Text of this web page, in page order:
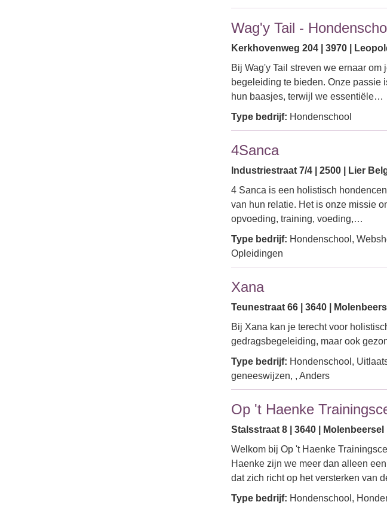
Wag'y Tail -
Kerkhovenweg 204 | 3970 |
Bij Wag'y Tail streven we ernaar
begeleiding te bieden. Onze passie
hun baasjes, terwijl we essentiële…
Type bedrijf: Hondenschool
4Sanca
Industriestraat 7/4 | 2500 | Lier
4 Sanca is een holistisch
van hun relatie. Het is onze missie
opvoeding, training, voeding,…
Type bedrijf: Hondenschool,
Opleidingen
Xana
Teunestraat 66 | 3640 |
Bij Xana kan je terecht voor
gedragsbegeleiding, maar ook
Type bedrijf: Hondenschool,
geneeswijzen, , Anders
Op 't Haenke
Stalsstraat 8 | 3640 | Molenbeersel
Welkom bij Op 't Haenke
Haenke zijn we meer dan alleen
dat zich richt op het versterken van
Type bedrijf: Hondenschool,